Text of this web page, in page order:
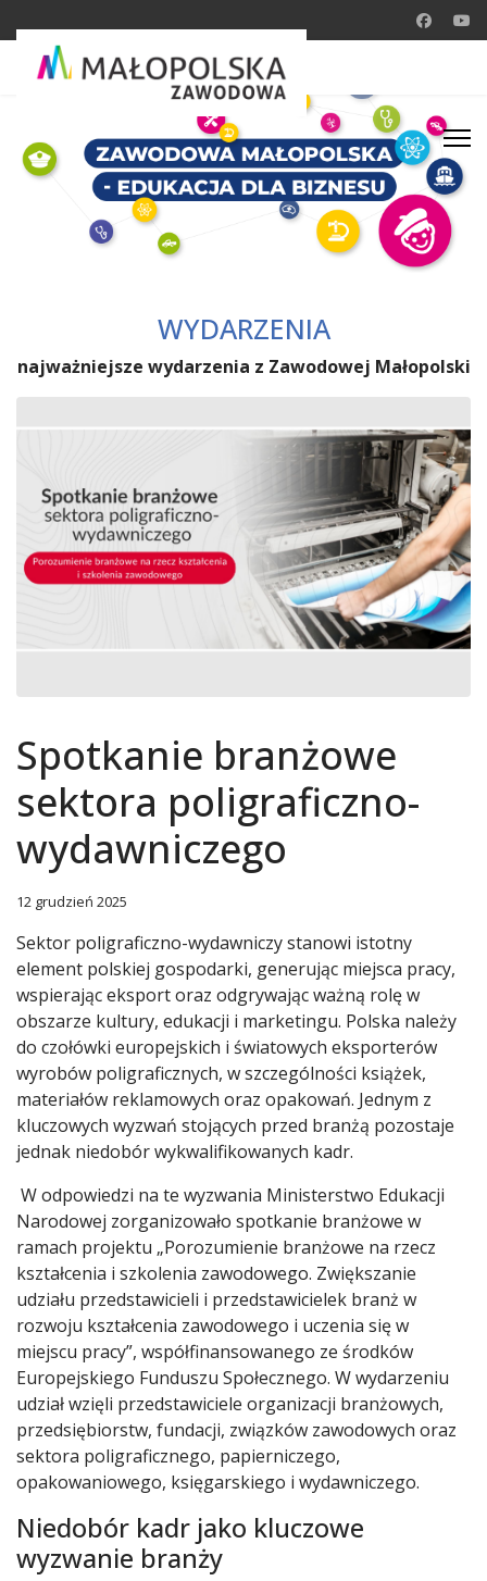
WYDARZENIA
najważniejsze wydarzenia z Zawodowej Małopolski
Spotkanie branżowe
sektora poligraficzno-
wydawniczego
12 grudzień 2025
Sektor poligraficzno-wydawniczy stanowi istotny
element polskiej gospodarki, generując miejsca pracy,
wspierając eksport oraz odgrywając ważną rolę w
obszarze kultury, edukacji i marketingu. Polska należy
do czołówki europejskich i światowych eksporterów
wyrobów poligraficznych, w szczególności książek,
materiałów reklamowych oraz opakowań. Jednym z
kluczowych wyzwań stojących przed branżą pozostaje
jednak niedobór wykwalifikowanych kadr.
W odpowiedzi na te wyzwania Ministerstwo Edukacji
Narodowej zorganizowało spotkanie branżowe w
ramach projektu „Porozumienie branżowe na rzecz
kształcenia i szkolenia zawodowego. Zwiększanie
udziału przedstawicieli i przedstawicielek branż w
rozwoju kształcenia zawodowego i uczenia się w
miejscu pracy”, współfinansowanego ze środków
Europejskiego Funduszu Społecznego. W wydarzeniu
udział wzięli przedstawiciele organizacji branżowych,
przedsiębiorstw, fundacji, związków zawodowych oraz
sektora poligraficznego, papierniczego,
opakowaniowego, księgarskiego i wydawniczego.
Niedobór kadr jako kluczowe
wyzwanie branży